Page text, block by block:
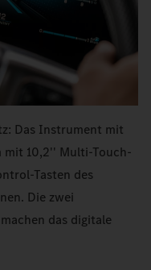
Das Instrument mit
10,2'' Multi‑Touch-
Tasten des
Die zwei
das digitale